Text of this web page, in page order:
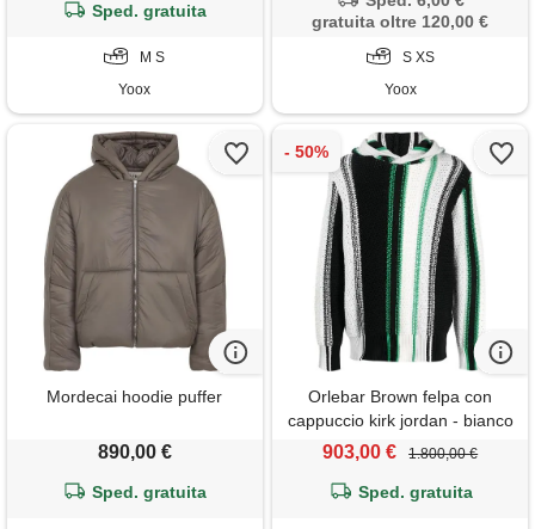
Sped. gratuita
M S
Yoox
gratuita oltre 120,00 €
S XS
Yoox
Mordecai hoodie puffer
890,00 €
Sped. gratuita
Orlebar Brown felpa con
cappuccio kirk jordan - bianco
903,00 € 1.800,00 €
Sped. gratuita